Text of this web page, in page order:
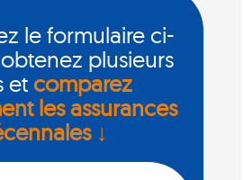
le formulaire ci-
plusieurs
etcomparez
les assurances
↓